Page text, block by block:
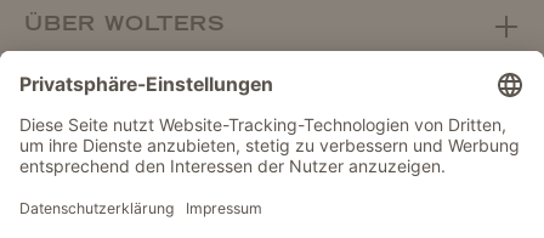
ÜBER WOLTERS
FACHHANDEL
Vertrag widerrufen